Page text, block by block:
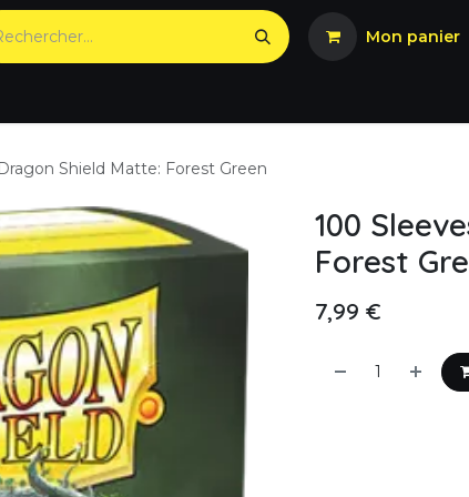
Mon panier
Shield Matte: Forest Green
100
Forest
7,99 €